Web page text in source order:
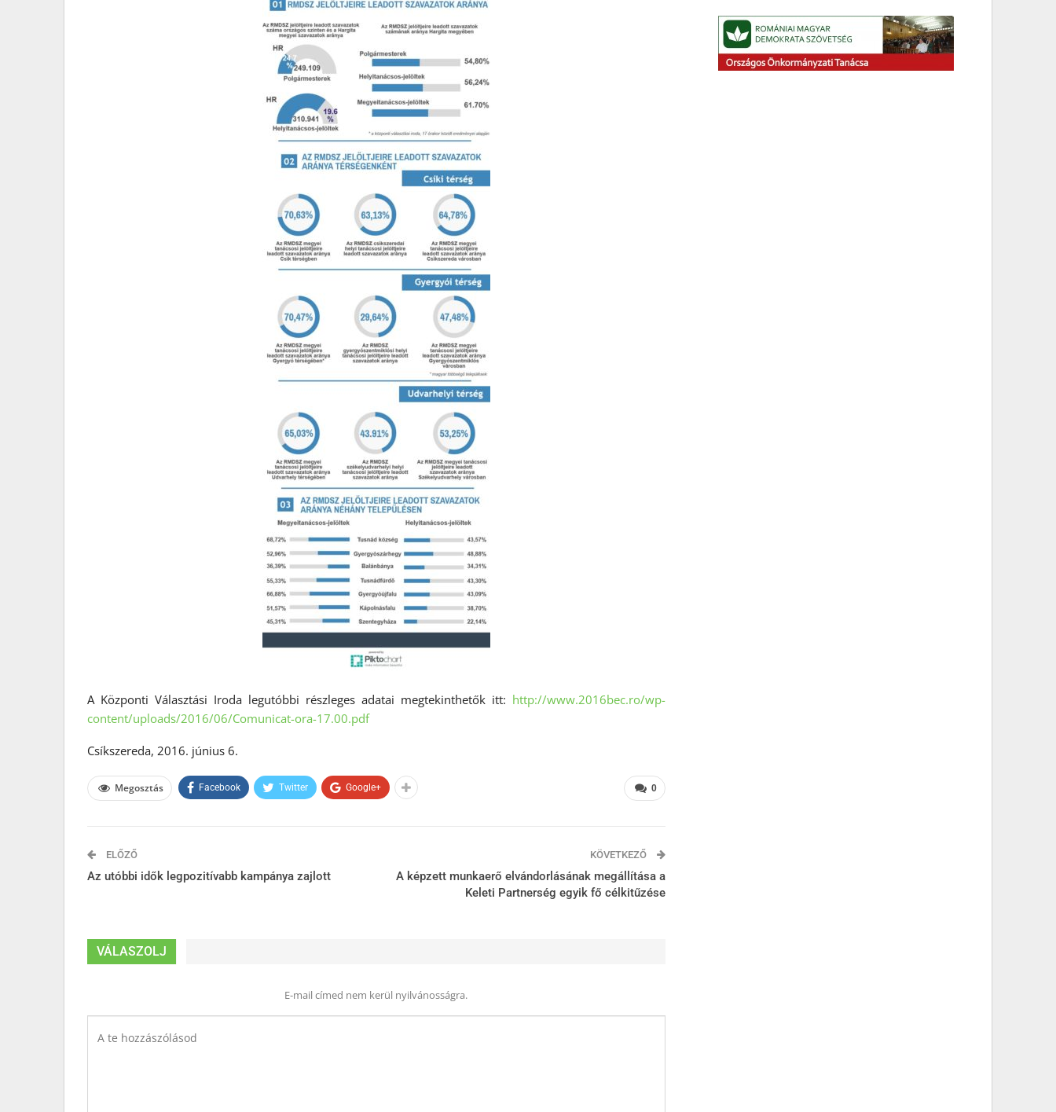
A Központi Választási Iroda legutóbbi részleges adatai megtekinthetők itt: http://www.2016bec.ro/wp-
content/uploads/2016/06/Comunicat-ora-17.00.pdf
Csíkszereda, 2016. június 6.
0
Megosztás Facebook Twitter Google+
ELŐZŐ
Az utóbbi idők legpozitívabb kampánya zajlott
KÖVETKEZŐ
A képzett munkaerő elvándorlásának megállítása a
Keleti Partnerség egyik fő célkitűzése
VÁLASZOLJ
E-mail címed nem kerül nyilvánosságra.